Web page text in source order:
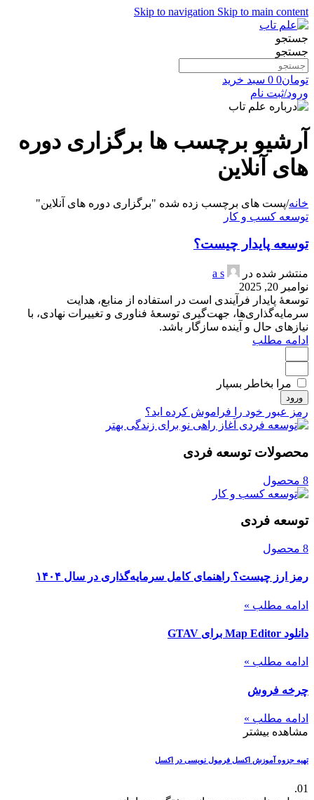
Skip to navigation Skip to main content
جستجو
جستجو
تومان0
0 سبد خرید
ورود/ثبت نام
آرشیو برچسب ها برگزاری دوره
های آنلاین
خانه/پست های برچسب زده شده "برگزاری دوره های آنلاین"
توسعه کسب و کار
توسعه پایدار چیست؟
منتشر شده در
a s
نوامبر 20, 2025
توسعهٔ پایدار فرآیندی است در استفاده از منابع، هدایت
سرمایه‌گذاری‌ها، جهت‌گیری توسعهٔ فناوری و تغییرات نهادی، با
نیازهای حال و آینده سازگار باشد.
ادامه مطلب
مرا بخاطر بسپار
ورود
رمز عبور خود را فراموش کرده اید؟
محصولات توسعه فردی
8 محصول
توسعه فردی
8 محصول
رمز ارز چیست؟ راهنمای کامل سرمایه‌گذاری در سال ۱۴۰۴
ادامه مطلب »
دانلود Map Editor برای GTAV
ادامه مطلب »
چرخه فروش
ادامه مطلب »
مشاهده بیشتر
تهیه جزوه آموزش اکسل فرمول نویسی در اکسل
01.